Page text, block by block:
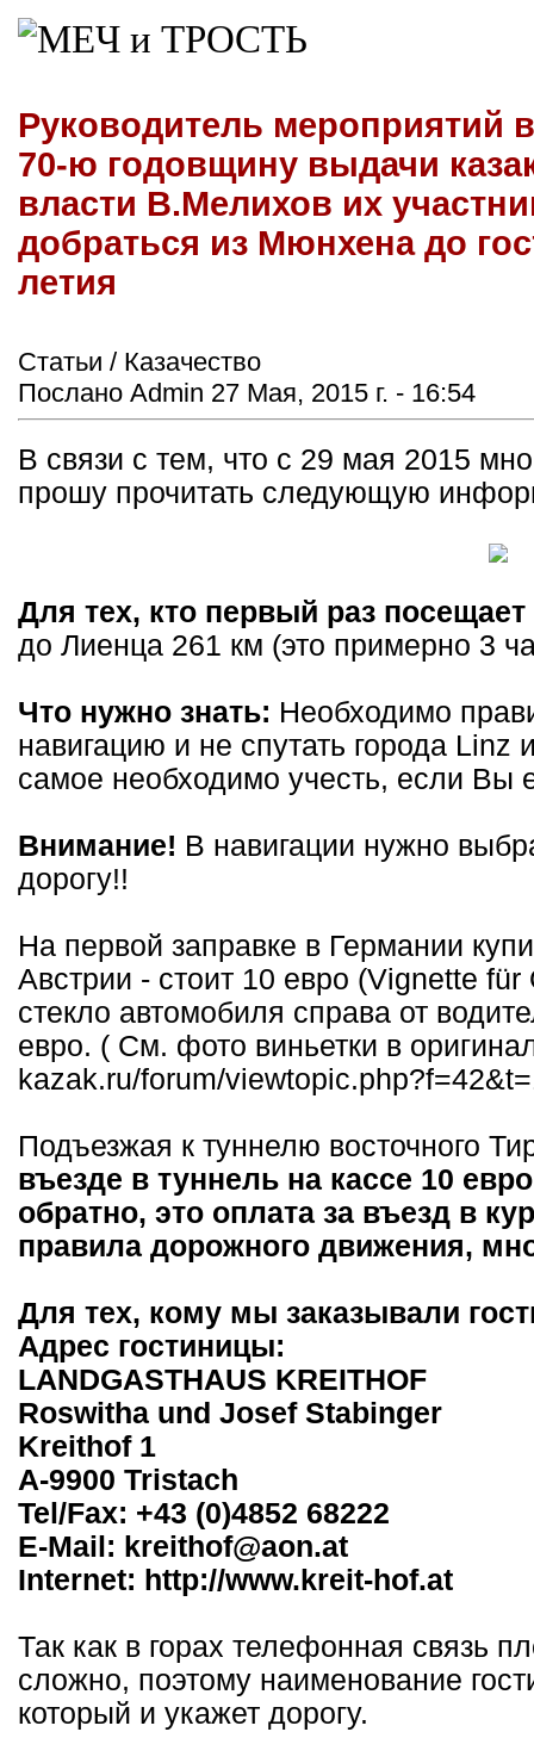
Руководитель мероприятий
70-ю годовщину выдачи
власти В.Мелихов их
добраться из Мюнхена до
летия
Статьи / Казачество
Послано Admin 27 Мая, 2015 г. - 16:54
В связи с тем, что с 29 мая 2015
прошу прочитать следующую
Для тех, кто первый раз
до Лиенца 261 км (это примерно 3
Что нужно знать: Необходимо
навигацию и не спутать города
самое необходимо учесть, если Вы
Внимание! В навигации нужно
дорогу!!
На первой заправке в Германии
Австрии - стоит 10 евро (Vignette
стекло автомобиля справа от
евро. ( См. фото виньетки в
kazak.ru/forum/
Подъезжая к туннелю восточного
въезде в туннель на кассе 10
обратно, это оплата за въезд в
правила дорожного движения,
Для тех, кому мы заказывали
Адрес гостиницы:
LANDGASTHAUS KREITHOF
Roswitha und Josef Stabinger
Kreithof 1
A-9900 Tristach
Tel/Fax: +43 (0)4852 68222
E-Mail: kreithof@aon.at
Internet: http://www.kreit-hof.at
Так как в горах телефонная связь
сложно, поэтому наименование
который и укажет дорогу.